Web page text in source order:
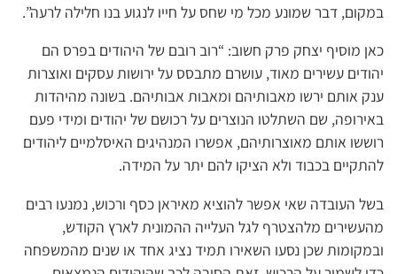
במקום, דבר שמונע מכל מי שחס על חייו לנגוע בנו חלילה לרעה”.
כאן מוסיף יצחק פרק חשוב: “רוב רובם של היהודים בפרס הם
יהודים עשירים מאוד, עושרם מתבסס על ירושות עסקים ואוצרות
ענק אותם ירשו מאבותיהם ומאבות אבותיהם. בשונה מהיהדות
באירופה, שם השתלטו הנוצרים על רכושם של יהודים ומידי פעם
רוששו אותם מאוצרותיהם, אפשרו המנהיגים האיסלמיים ליהודים
להתקיים בכבוד ולא הציקו להם יתר על המידה.
בשל העובדה שאי אפשר להוציא מאיראן כסף ורכוש, נמנעו רבים
מהעשירים מלהצטרף לגל העלייה ההמונית לארץ הקודש,
ובמקומות שכן נסעו השאירו תמיד נציג אחד או שנים מהמשפחה